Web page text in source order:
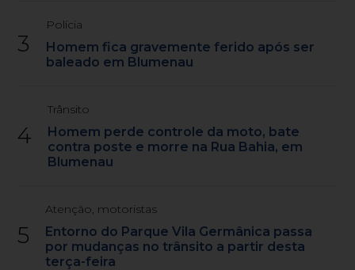
3
Polícia
Homem fica gravemente ferido após ser
baleado em Blumenau
4
Trânsito
Homem perde controle da moto, bate
contra poste e morre na Rua Bahia, em
Blumenau
5
Atenção, motoristas
Entorno do Parque Vila Germânica passa
por mudanças no trânsito a partir desta
terça-feira